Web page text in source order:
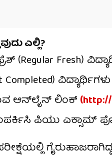
ಎಲ್ಲಿ?
(Regular Fresh)
ಆನ್‌ಲೈನ್ ಲಿಂಕ್
ಪಿಯು